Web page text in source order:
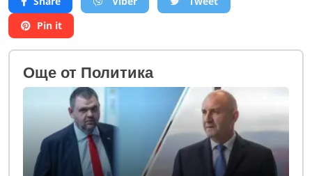
Pin it
Oще от Политика